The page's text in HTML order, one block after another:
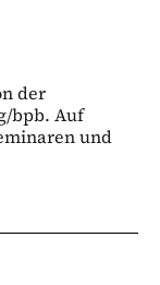
der
bpb. Auf
und